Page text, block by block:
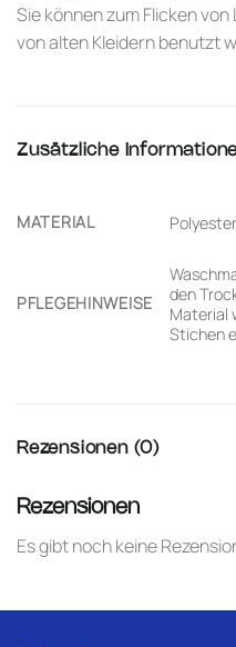
Sie können zum Flicken
von alten Kleidern benutzt
Zusätzliche
MATERIAL Polyester
PFLEGEHINWEISE
den
Material
Stichen
Rezensionen (0)
Rezensionen
Es gibt noch keine